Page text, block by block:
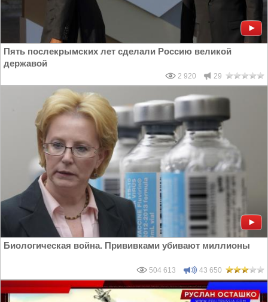
Пять послекрымских лет сделали Россию великой
державой
2 920 29
Биологическая война. Прививками убивают миллионы
504 613 43 650